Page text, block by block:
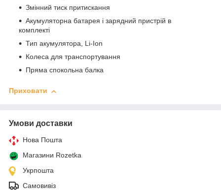
Змінний тиск притискання
Акумуляторна батарея і зарядний пристрій в
комплекті
Тип акумулятора, Li-Ion
Колеса для транспортування
Пряма спокольна балка
Приховати
Умови доставки
Нова Пошта
Магазини Rozetka
Укрпошта
Самовивіз